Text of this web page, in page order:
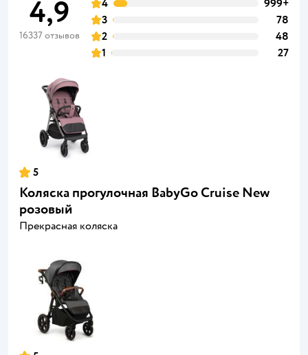
4,9
16337 отзывов
4
999+
3
78
2
48
1
27
5
Коляска прогулочная BabyGo Cruise New
розовый
Прекрасная коляска